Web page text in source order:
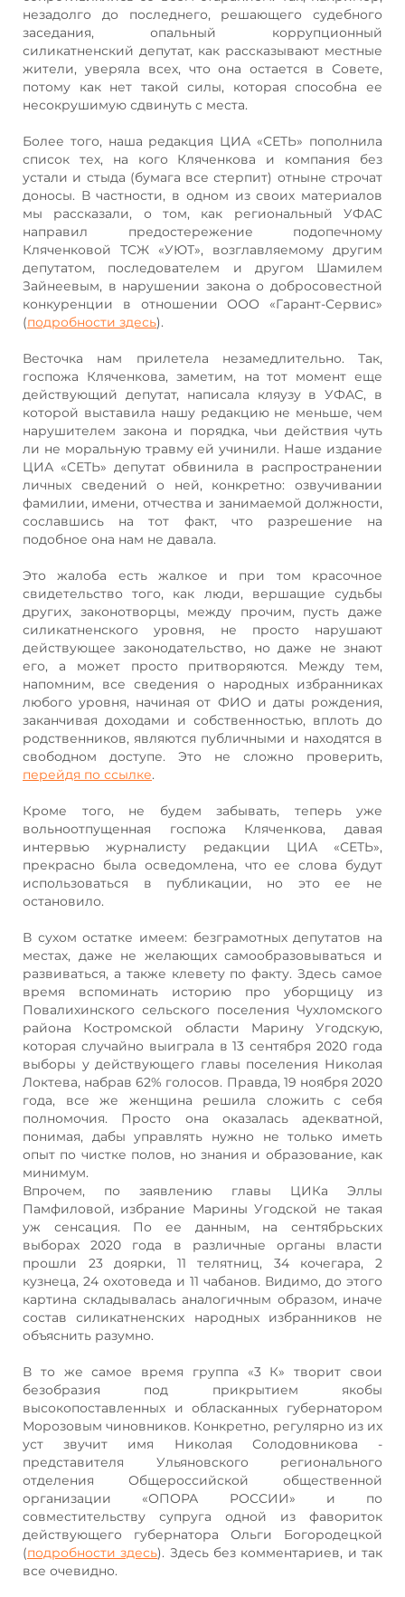
незадолго до последнего, решающего судебного
заседания, опальный коррупционный
силикатненский депутат, как рассказывают местные
жители, уверяла всех, что она остается в Совете,
потому как нет такой силы, которая способна ее
несокрушимую сдвинуть с места.
Более того, наша редакция ЦИА «СЕТЬ» пополнила
список тех, на кого Кляченкова и компания без
устали и стыда (бумага все стерпит) отныне строчат
доносы. В частности, в одном из своих материалов
мы рассказали, о том, как региональный УФАС
направил предостережение подопечному
Кляченковой ТСЖ «УЮТ», возглавляемому другим
депутатом, последователем и другом Шамилем
Зайнеевым, в нарушении закона о добросовестной
конкуренции в отношении ООО «Гарант-Сервис»
(подробности здесь).
Весточка нам прилетела незамедлительно. Так,
госпожа Кляченкова, заметим, на тот момент еще
действующий депутат, написала кляузу в УФАС, в
которой выставила нашу редакцию не меньше, чем
нарушителем закона и порядка, чьи действия чуть
ли не моральную травму ей учинили. Наше издание
ЦИА «СЕТЬ» депутат обвинила в распространении
личных сведений о ней, конкретно: озвучивании
фамилии, имени, отчества и занимаемой должности,
сославшись на тот факт, что разрешение на
подобное она нам не давала.
Это жалоба есть жалкое и при том красочное
свидетельство того, как люди, вершащие судьбы
других, законотворцы, между прочим, пусть даже
силикатненского уровня, не просто нарушают
действующее законодательство, но даже не знают
его, а может просто притворяются. Между тем,
напомним, все сведения о народных избранниках
любого уровня, начиная от ФИО и даты рождения,
заканчивая доходами и собственностью, вплоть до
родственников, являются публичными и находятся в
свободном доступе. Это не сложно проверить,
перейдя по ссылке.
Кроме того, не будем забывать, теперь уже
вольноотпущенная госпожа Кляченкова, давая
интервью журналисту редакции ЦИА «СЕТЬ»,
прекрасно была осведомлена, что ее слова будут
использоваться в публикации, но это ее не
остановило.
В сухом остатке имеем: безграмотных депутатов на
местах, даже не желающих самообразовываться и
развиваться, а также клевету по факту. Здесь самое
время вспоминать историю про уборщицу из
Повалихинского сельского поселения Чухломского
района Костромской области Марину Угодскую,
которая случайно выиграла в 13 сентября 2020 года
выборы у действующего главы поселения Николая
Локтева, набрав 62% голосов. Правда, 19 ноября 2020
года, все же женщина решила сложить с себя
полномочия. Просто она оказалась адекватной,
понимая, дабы управлять нужно не только иметь
опыт по чистке полов, но знания и образование, как
минимум.
Впрочем, по заявлению главы ЦИКа Эллы
Памфиловой, избрание Марины Угодской не такая
уж сенсация. По ее данным, на сентябрьских
выборах 2020 года в различные органы власти
прошли 23 доярки, 11 телятниц, 34 кочегара, 2
кузнеца, 24 охотоведа и 11 чабанов. Видимо, до этого
картина складывалась аналогичным образом, иначе
состав силикатненских народных избранников не
объяснить разумно.
В то же самое время группа «3 К» творит свои
безобразия под прикрытием якобы
высокопоставленных и обласканных губернатором
Морозовым чиновников. Конкретно, регулярно из их
уст звучит имя Николая Солодовникова -
представителя Ульяновского регионального
отделения Общероссийской общественной
организации «ОПОРА РОССИИ» и по
совместительству супруга одной из фавориток
действующего губернатора Ольги Богородецкой
(подробности здесь). Здесь без комментариев, и так
все очевидно.